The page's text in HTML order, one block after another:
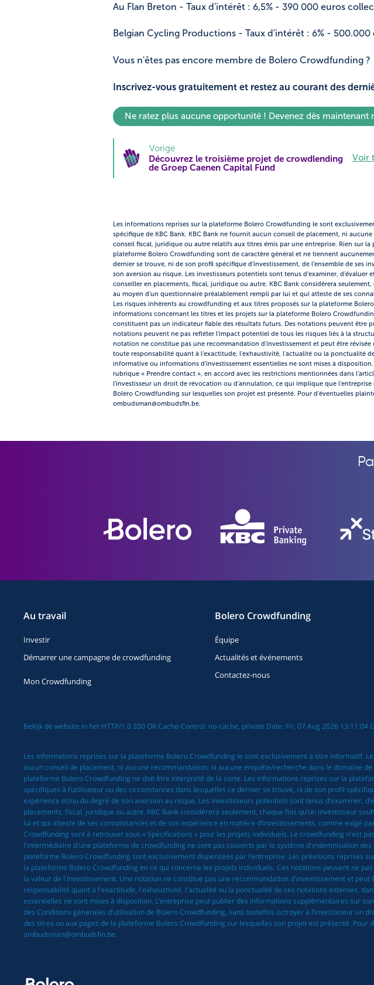
Au Flan Breton - Taux d'intérêt : 6,5% - 390 000 euros
Belgian Cycling Productions - Taux d'intérêt : 6% -
Vous n'êtes pas encore membre de Bolero Crowdfunding ?
Inscrivez-vous gratuitement et restez au courant des
Ne ratez plus aucune opportunité ! Devenez dès
Vorige
Découvrez le troisième projet de crowdlending
de Groep Caenen Capital Fund
Voir
Les informations reprises sur la plateforme Bolero Crowdfunding le sont
spécifique de KBC Bank. KBC Bank ne fournit aucun conseil de placement, ni
conseil fiscal, juridique ou autre relatifs aux titres émis par une entreprise. Rien sur
plateforme Bolero Crowdfunding sont de caractère général et ne tiennent
dernier se trouve, ni de son profil spécifique d’investissement, de l’ensemble de ses
son aversion au risque. Les investisseurs potentiels sont tenus d’examiner,
conseiller en placements, fiscal, juridique ou autre. KBC Bank considérera
au moyen d’un questionnaire préalablement rempli par lui et qui atteste de ses
Les risques inhérents au crowdfunding et aux titres proposés sur la plateforme
informations concernant les titres et les projets sur la plateforme Bolero
constituent pas un indicateur fiable des résultats futurs. Des notations peuvent
notations peuvent ne pas refléter l'impact potentiel de tous les risques liés à la
notation ne constitue pas une recommandation d'investissement et peut être
toute responsabilité quant à l'exactitude, l'exhaustivité, l'actualité ou la ponctualité
informative ou informations d’investissement essentielles ne sont mises à
rubrique « Prendre contact », en accord avec les restrictions mentionnées dans
l’investisseur un droit de révocation ou d’annulation, ce qui implique que
Bolero Crowdfunding sur lesquelles son projet est présenté. Pour d’éventuelles
ombudsman@ombudsfin.be.
Au travail
Investir
Démarrer une campagne de crowdfunding
Mon Crowdfunding
Bolero Crowdfunding
Équipe
Actualités et événements
Contactez-nous
Bekijk de website in het HTTP/1.0 200 OK Cache-Control: no-cache, private Date: Fri, 07 Aug 2026 13:11:04
Les informations reprises sur la plateforme Bolero Crowdfunding le sont exclusivement à titre informatif.
aucun conseil de placement, ni aucune recommandation, ni aucune enquête/recherche dans le domaine
plateforme Bolero Crowdfunding ne doit être interprété de la sorte. Les informations reprises sur la
spécifiques à l’utilisateur ou des circonstances dans lesquelles ce dernier se trouve, ni de son profil
expérience et/ou du degré de son aversion au risque. Les investisseurs potentiels sont tenus d’examiner,
placements, fiscal, juridique ou autre. KBC Bank considérera seulement, chaque fois qu’un investisseur
lui et qui atteste de ses connaissances et de son expérience en matière d’investissements, comme
Crowdfunding sont à retrouver sous « Spécifications » pour les projets individuels. Le crowdfunding n'est
l'intermédiaire d'une plateforme de crowdfunding ne sont pas couverts par le système d'indemnisation
plateforme Bolero Crowdfunding sont exclusivement dispensées par l’entreprise. Les prévisions
la plateforme Bolero Crowdfunding en ce qui concerne les projets individuels. Ces notations peuvent ne
la valeur de l'investissement. Une notation ne constitue pas une recommandation d'investissement et
responsabilité quant à l'exactitude, l'exhaustivité, l'actualité ou la ponctualité de ces notations externes,
essentielles ne sont mises à disposition. L’entreprise peut publier des informations supplémentaires sur
des Conditions générales d’utilisation de Bolero Crowdfunding, sans toutefois octroyer à l’investisseur
des titres ou aux pages de la plateforme Bolero Crowdfunding sur lesquelles son projet est présenté.
ombudsman@ombudsfin.be.